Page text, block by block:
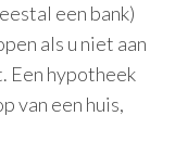
een bank)
als u niet aan
Een hypotheek
van een huis,